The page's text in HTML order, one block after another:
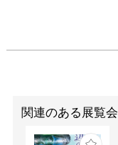
関連のある展覧会